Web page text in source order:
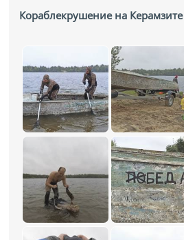
Кораблекрушение на Керамзите